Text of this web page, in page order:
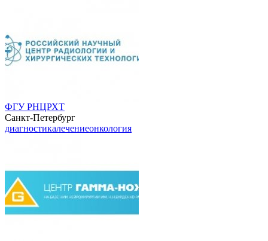
ФГУ РНЦРХТ
Санкт-Петербург
диагностикалечениеонкология